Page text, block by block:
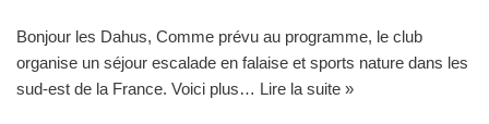
Bonjour les Dahus, Comme prévu au programme, le club
organise un séjour escalade en falaise et sports nature dans les
sud-est de la France. Voici plus… Lire la suite »